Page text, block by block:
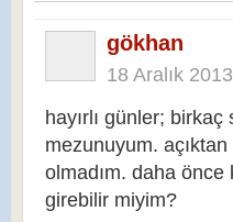
gökhan
18 Aralık 2013
hayırlı günler;
mezunuyum.
olmadım. daha önce
girebilir miyim?